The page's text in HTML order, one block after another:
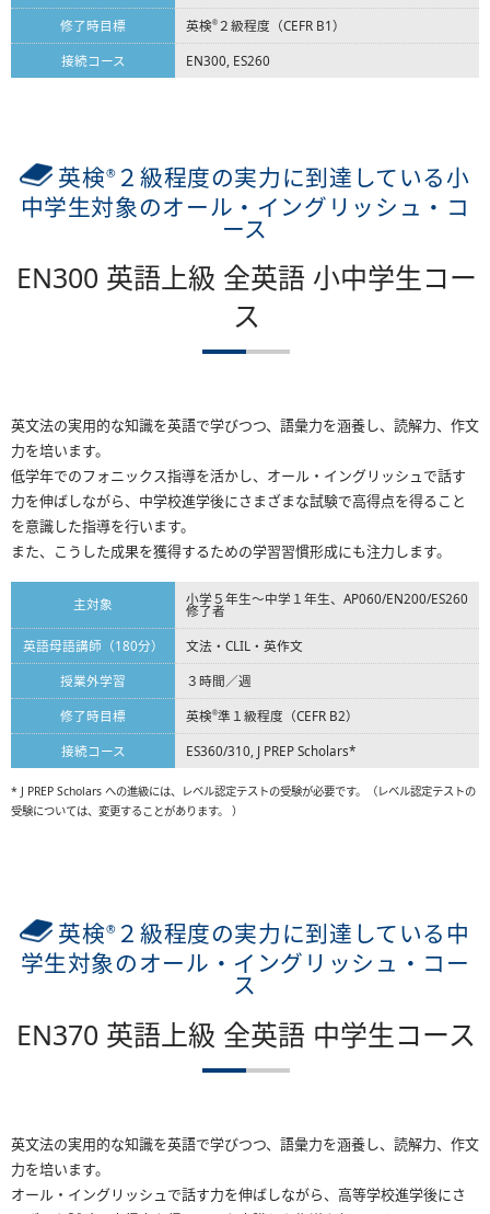
修了時目標
英検® ２級程度（CEFR B1）
接続コース
EN300, ES260
英検® ２級程度の実力に到達している小
中学生対象のオール・イングリッシュ・コ
ース
EN300 英語上級 全英語 小中学生コー
ス
英文法の実用的な知識を英語で学びつつ、語彙力を涵養し、読解力、作文
力を培います。
低学年でのフォニックス指導を活かし、オール・イングリッシュで話す
力を伸ばしながら、中学校進学後にさまざまな試験で高得点を得ること
を意識した指導を行います。
また、こうした成果を獲得するための学習習慣形成にも注力します。
主対象 小学５年生～中学１年生、AP060/EN200/ES260
修了者
英語母語講師（180分）
文法・CLIL・英作文
授業外学習
３時間／週
修了時目標
英検®準１級程度（CEFR B2）
接続コース
ES360/310, J PREP Scholars*
* J PREP Scholars への進級には、レベル認定テストの受験が必要です。（レベル認定テストの
受験については、変更することがあります。 ）
英検® ２級程度の実力に到達している中
学生対象のオール・イングリッシュ・コー
ス
EN370 英語上級 全英語 中学生コース
英文法の実用的な知識を英語で学びつつ、語彙力を涵養し、読解力、作文
力を培います。
オール・イングリッシュで話す力を伸ばしながら、高等学校進学後にさ